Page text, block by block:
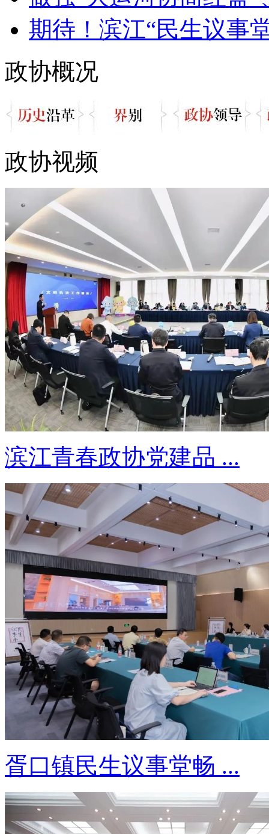
期待！滨江“民生议事
政协概况
政协视频
滨江青春政协党建品 ...
胥口镇民生议事堂畅 ...